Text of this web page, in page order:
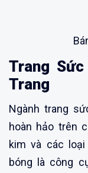
Trang
Trang
Ngành trang
hoàn hảo trên
kim và các
bóng là công